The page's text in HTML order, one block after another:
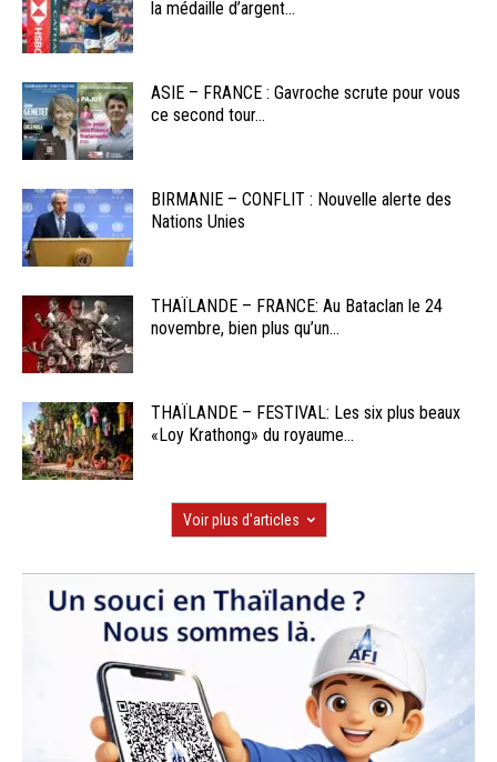
la médaille d’argent...
ASIE – FRANCE : Gavroche scrute pour vous
ce second tour...
BIRMANIE – CONFLIT : Nouvelle alerte des
Nations Unies
THAÏLANDE – FRANCE: Au Bataclan le 24
novembre, bien plus qu’un...
THAÏLANDE – FESTIVAL: Les six plus beaux
«Loy Krathong» du royaume...
Voir plus d'articles